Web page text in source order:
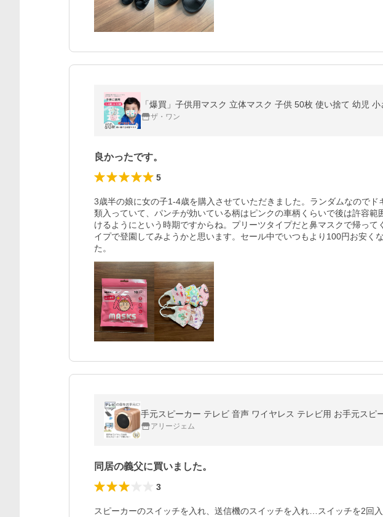
「爆買」子供用マスク 立体マスク 子供 50枚 使い捨て 幼児
ザ・ワン
良かったです。
5
3歳半の娘に女の子1-4歳を購入させていただきました。ランダムなので
類入っていて、パンチが効いている柄はピンクの車柄くらいで後は許容範
けるようにという時期ですからね。プリーツタイプだと鼻マスクで帰って
イプで登園してみようかと思います。セール中でいつもより100円お安く
た。
アリージェム
同居の義父に買いました。
3
スピーカーのスイッチを入れ、送信機のスイッチを入れ…スイッチを2回